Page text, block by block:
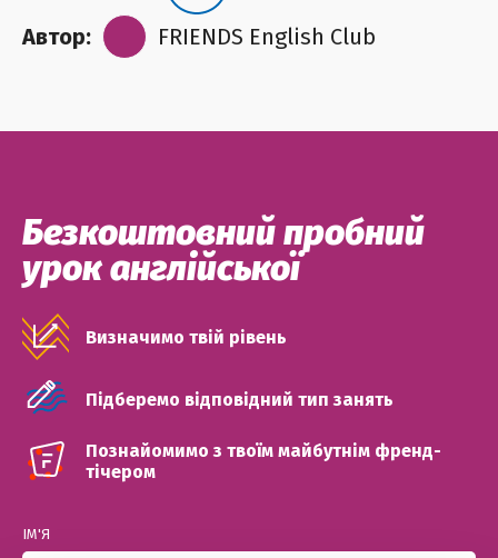
Автор:
FRIENDS English Club
Безкоштовний пробний
урок англійської
Визначимо твій рівень
Підберемо відповідний тип занять
Познайомимо з твоїм майбутнім френд-
тічером
ІМ'Я